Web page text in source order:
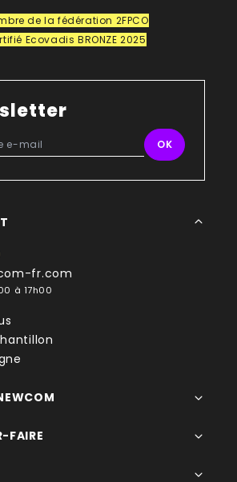
de la fédération 2FPCO
Ecovadis BRONZE 2025
fr.com
à 17h00
FAIRE